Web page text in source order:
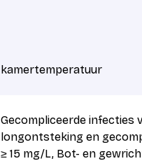
kamertemperatuur
Gecompliceerde infecties
longontsteking en
≥ 15 mg/L, Bot- en